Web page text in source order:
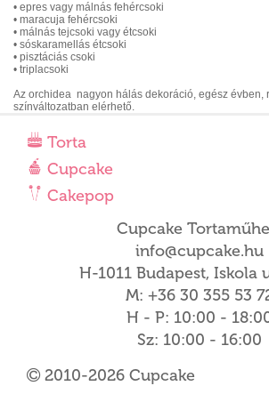
• epres vagy málnás fehércsoki
• maracuja fehércsoki
• málnás tejcsoki vagy étcsoki
• sóskaramellás étcsoki
• pisztáciás csoki
• triplacsoki
Az orchidea nagyon hálás dekoráció, egész évben,
színváltozatban elérhető.
Torta
Cupcake
Cakepop
Cupcake
info@cupcake.hu
H-1011 Budapest, Iskola
M: +36 30 355 53
H - P: 10:00 -
Sz: 10:00 - 16:00
2010-2026 Cupcake